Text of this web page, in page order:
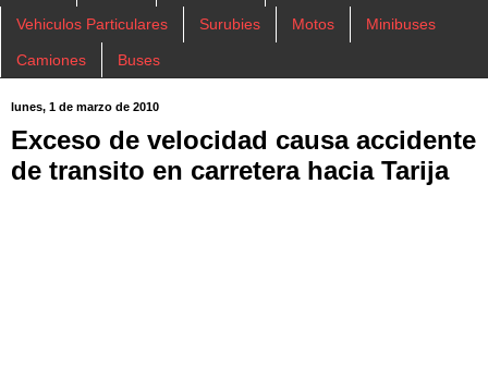
Vehiculos Particulares Surubies Motos Minibuses
Camiones Buses
lunes, 1 de marzo de 2010
Exceso de velocidad causa accidente
de transito en carretera hacia Tarija